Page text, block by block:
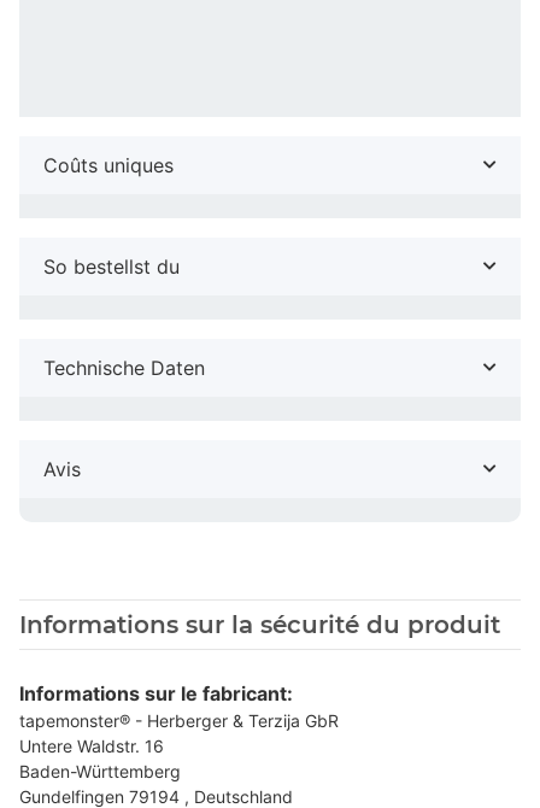
Coûts uniques
So bestellst du
Technische Daten
Avis
Informations sur la sécurité du produit
Informations sur le fabricant:
tapemonster® - Herberger & Terzija GbR
Untere Waldstr. 16
Baden-Württemberg
Gundelfingen 79194 , Deutschland